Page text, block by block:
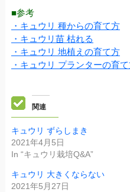
■参考
・キュウリ 種からの育て方
・キュウリ苗 枯れる
・キュウリ 地植えの育て方
・キュウリ プランターの育
関連
キュウリ ずらしまき
2021年4月5日
In “キュウリ栽培Q&A”
キュウリ 大きくならない
2021年5月27日